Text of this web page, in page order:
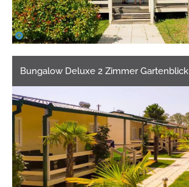
Bungalow Deluxe 2 Zimmer Gartenblick